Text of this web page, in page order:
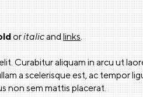
oritalicandlinks.
Curabitur aliquam in arcu ut
a scelerisque est, ac tempor
non sem mattis placerat.